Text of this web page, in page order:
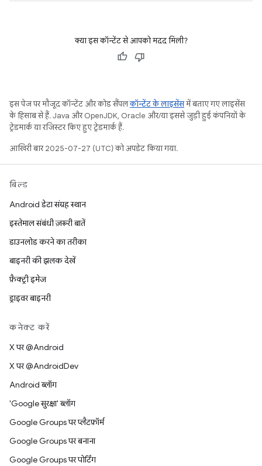
क्या इस कॉन्टेंट से आपको मदद मिली?
इस पेज पर मौजूद कॉन्टेंट और कोड सैंपलकॉन्टेंट के लाइसेंसमें बताए गए लाइसेंस
के हिसाब से हैं. Java और OpenJDK, Oracle और/या इससे जुड़ी हुई कंपनियों के
ट्रेडमार्क या रजिस्टर किए हुए ट्रेडमार्क हैं.
आखिरी बार 2025-07-27 (UTC) को अपडेट किया गया.
बिल्ड
Android डेटा संग्रह स्थान
इस्तेमाल संबंधी ज़रूरी बातें
डाउनलोड करने का तरीका
बाइनरी की झलक देखें
फ़ैक्ट्री इमेज
ड्राइवर बाइनरी
कनेक्ट करें
X पर @Android
X पर @AndroidDev
Android ब्लॉग
'Google सुरक्षा' ब्लॉग
Google Groups पर प्लैटफ़ॉर्म
Google Groups पर बनाना
Google Groups पर पोर्टिंग